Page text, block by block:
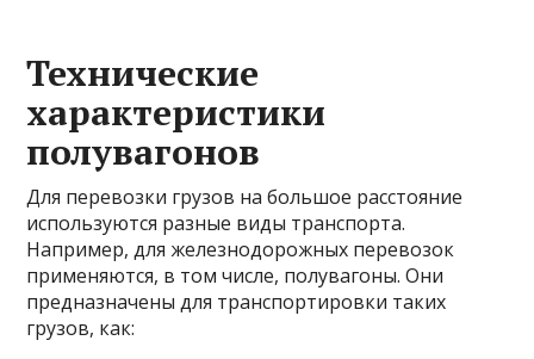
Технические
характеристики
полувагонов
Для перевозки грузов на большое расстояние
используются разные виды транспорта.
Например, для железнодорожных перевозок
применяются, в том числе, полувагоны. Они
предназначены для транспортировки таких
грузов, как: